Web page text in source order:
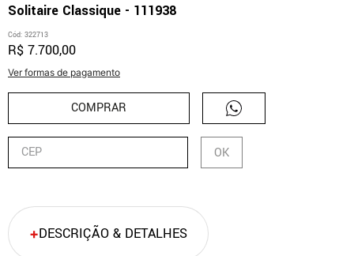
Solitaire Classique - 111938
Cód: 322713
R$ 7.700,00
Ver formas de pagamento
COMPRAR
DESCRIÇÃO & DETALHES